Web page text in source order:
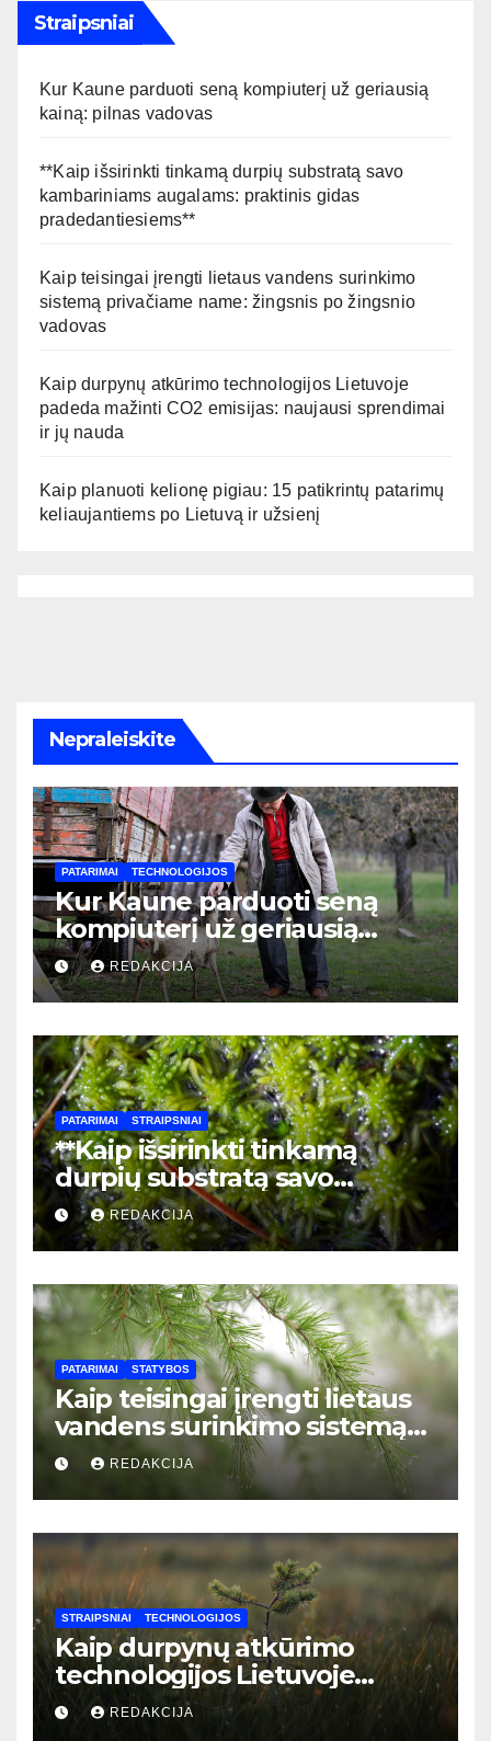
Straipsniai
Kur Kaune parduoti seną kompiuterį už geriausią
kainą: pilnas vadovas
**Kaip išsirinkti tinkamą durpių substratą savo
kambariniams augalams: praktinis gidas
pradedantiesiems**
Kaip teisingai įrengti lietaus vandens surinkimo
sistemą privačiame name: žingsnis po žingsnio
vadovas
Kaip durpynų atkūrimo technologijos Lietuvoje
padeda mažinti CO2 emisijas: naujausi sprendimai
ir jų nauda
Kaip planuoti kelionę pigiau: 15 patikrintų patarimų
keliaujantiems po Lietuvą ir užsienį
Nepraleiskite
PATARIMAI TECHNOLOGIJOS
Kur Kaune parduoti seną
kompiuterį už geriausią
kainą: pilnas vadovas
REDAKCIJA
PATARIMAI STRAIPSNIAI
**Kaip išsirinkti tinkamą
durpių substratą savo
kambariniams augalams:
praktinis gidas
pradedantiesiems**
REDAKCIJA
PATARIMAI STATYBOS
Kaip teisingai įrengti lietaus
vandens surinkimo sistemą
privačiame name: žingsnis po
žingsnio vadovas
REDAKCIJA
STRAIPSNIAI TECHNOLOGIJOS
Kaip durpynų atkūrimo
technologijos Lietuvoje
padeda mažinti CO2 emisijas:
naujausi sprendimai ir jų
REDAKCIJA